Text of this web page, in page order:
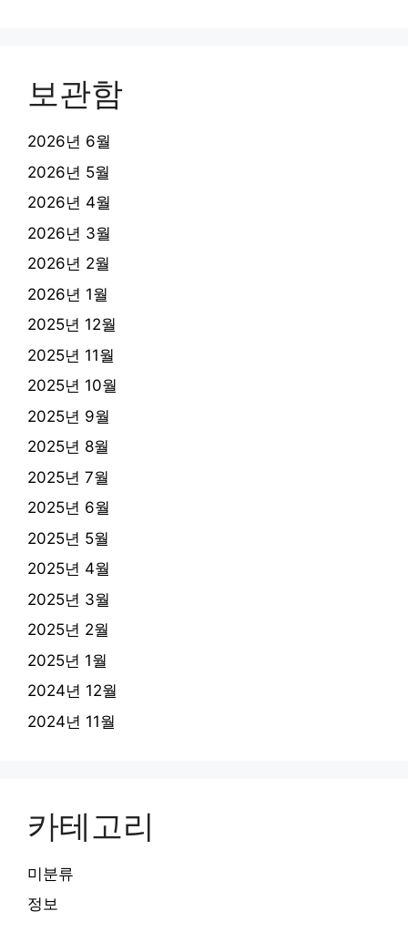
보관함
2026년 6월
2026년 5월
2026년 4월
2026년 3월
2026년 2월
2026년 1월
2025년 12월
2025년 11월
2025년 10월
2025년 9월
2025년 8월
2025년 7월
2025년 6월
2025년 5월
2025년 4월
2025년 3월
2025년 2월
2025년 1월
2024년 12월
2024년 11월
카테고리
미분류
정보